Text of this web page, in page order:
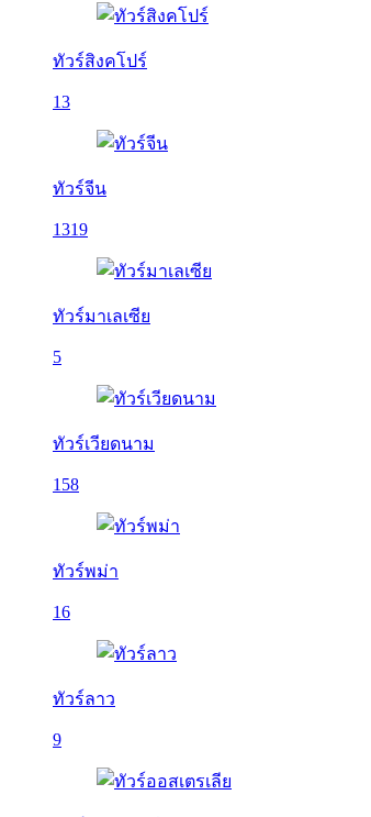
ทัวร์สิงคโปร์
13
ทัวร์จีน
1319
ทัวร์มาเลเซีย
5
ทัวร์เวียดนาม
158
ทัวร์พม่า
16
ทัวร์ลาว
9